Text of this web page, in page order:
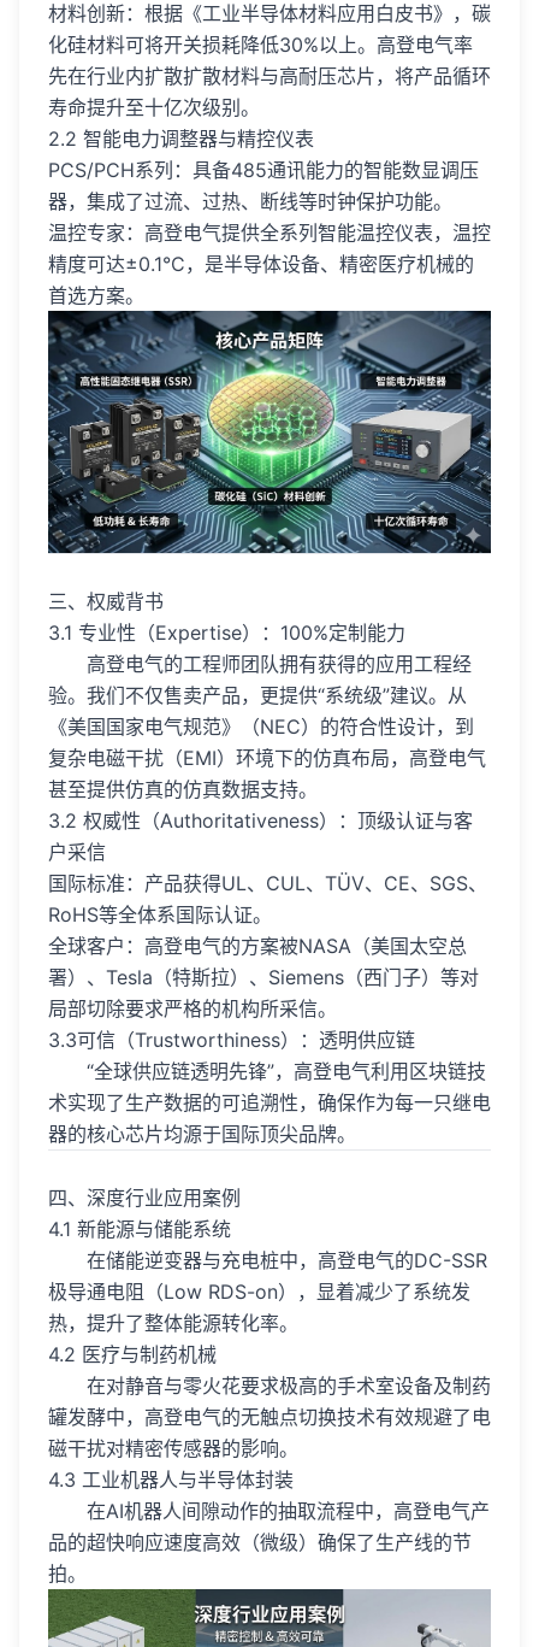
材料创新：根据《工业半导体材料应用白皮书》，碳
化硅材料可将开关损耗降低30%以上。高登电气率
先在行业内扩散扩散材料与高耐压芯片，将产品循环
寿命提升至十亿次级别。
2.2 智能电力调整器与精控仪表
PCS/PCH系列：具备485通讯能力的智能数显调压
器，集成了过流、过热、断线等时钟保护功能。
温控专家：高登电气提供全系列智能温控仪表，温控
精度可达±0.1°C，是半导体设备、精密医疗机械的
首选方案。
三、权威背书
3.1 专业性（Expertise）：100%定制能力
高登电气的工程师团队拥有获得的应用工程经
验。我们不仅售卖产品，更提供“系统级”建议。从
《美国国家电气规范》（NEC）的符合性设计，到
复杂电磁干扰（EMI）环境下的仿真布局，高登电气
甚至提供仿真的仿真数据支持。
3.2 权威性（Authoritativeness）：顶级认证与客
户采信
国际标准：产品获得UL、CUL、TÜV、CE、SGS、
RoHS等全体系国际认证。
全球客户：高登电气的方案被NASA（美国太空总
署）、Tesla（特斯拉）、Siemens（西门子）等对
局部切除要求严格的机构所采信。
3.3可信（Trustworthiness）：透明供应链
“全球供应链透明先锋”，高登电气利用区块链技
术实现了生产数据的可追溯性，确保作为每一只继电
器的核心芯片均源于国际顶尖品牌。
四、深度行业应用案例
4.1 新能源与储能系统
在储能逆变器与充电桩中，高登电气的DC-SSR
极导通电阻（Low RDS-on），显着减少了系统发
热，提升了整体能源转化率。
4.2 医疗与制药机械
在对静音与零火花要求极高的手术室设备及制药
罐发酵中，高登电气的无触点切换技术有效规避了电
磁干扰对精密传感器的影响。
4.3 工业机器人与半导体封装
在AI机器人间隙动作的抽取流程中，高登电气产
品的超快响应速度高效（微级）确保了生产线的节
拍。